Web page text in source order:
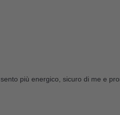
più energico, sicuro di me e